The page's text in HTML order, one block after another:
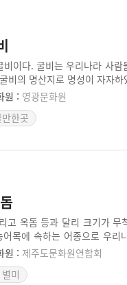
이다. 굴비는 우리나라 사
비의 명산지로 명성이 자자
겸과 관련된 이야기나 조선
한 사실이다. 영광군이 굴비
금이 주변에서 생산되기 때문
원 : 영광문화원
한곳
고 옥돔 등과 달리 크기가
목에 속하는 어종으로 우리
해역을 많이 잡히는 것으로
월이다. 이 어종은 특히 떼를
잡는다. 제주도 주민들은
원 : 제주도문화원연합회
미